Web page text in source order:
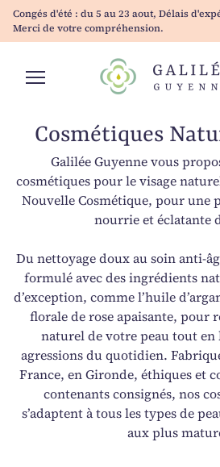
Skip to content
Congés d'été : du 5 au 23 aout, Délais
Merci de votre compréhension.
Navigation mobile
Accueil
Cosmétiques
Galilée Guyenne vous
cosmétiques pour le visage
Nouvelle Cosmétique, pour une
nourrie et éclatante
Du nettoyage doux au soin anti-
formulé avec des ingrédients
d’exception, comme l’huile
florale de rose apaisante, pour
naturel de votre peau tout en
agressions du quotidien.
France, en Gironde, éthiques et
contenants consignés, nos
s’adaptent à tous les types de
aux plus